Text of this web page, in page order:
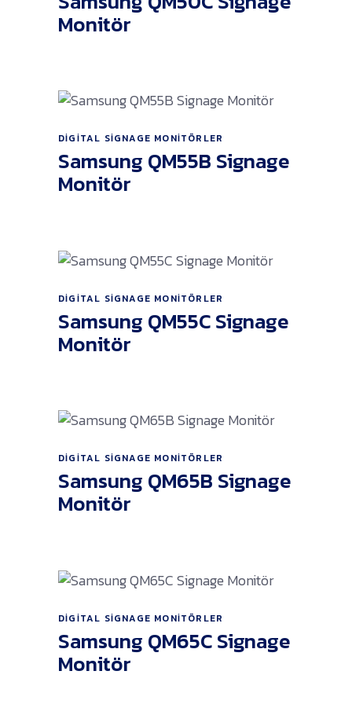
Monitör
DIGITAL SIGNAGE MONITÖRLER
Samsung QM55B Signage
Monitör
DIGITAL SIGNAGE MONITÖRLER
Samsung QM55C Signage
Monitör
DIGITAL SIGNAGE MONITÖRLER
Samsung QM65B Signage
Monitör
DIGITAL SIGNAGE MONITÖRLER
Samsung QM65C Signage
Monitör